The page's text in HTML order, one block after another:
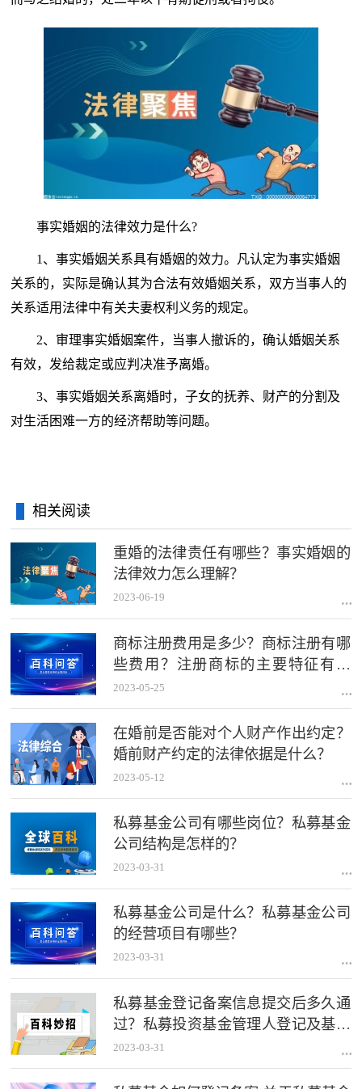
事实婚姻的法律效力是什么?
1、事实婚姻关系具有婚姻的效力。凡认定为事实婚姻
关系的，实际是确认其为合法有效婚姻关系，双方当事人的
关系适用法律中有关夫妻权利义务的规定。
2、审理事实婚姻案件，当事人撤诉的，确认婚姻关系
有效，发给裁定或应判决准予离婚。
3、事实婚姻关系离婚时，子女的抚养、财产的分割及
对生活困难一方的经济帮助等问题。
相关阅读
重婚的法律责任有哪些？事实婚姻的
法律效力怎么理解？
2023-06-19
商标注册费用是多少？商标注册有哪
些费用？注册商标的主要特征有哪
些？
2023-05-25
在婚前是否能对个人财产作出约定？
婚前财产约定的法律依据是什么？
2023-05-12
私募基金公司有哪些岗位？私募基金
公司结构是怎样的？
2023-03-31
私募基金公司是什么？私募基金公司
的经营项目有哪些？
2023-03-31
私募基金登记备案信息提交后多久通
过？私募投资基金管理人登记及基金
备案的性质是什么？
2023-03-31